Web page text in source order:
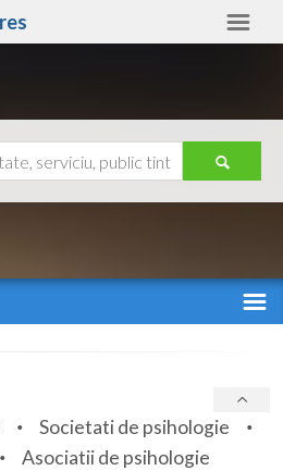
Ajutor
Societati de psihologie
Asociatii de psihologie